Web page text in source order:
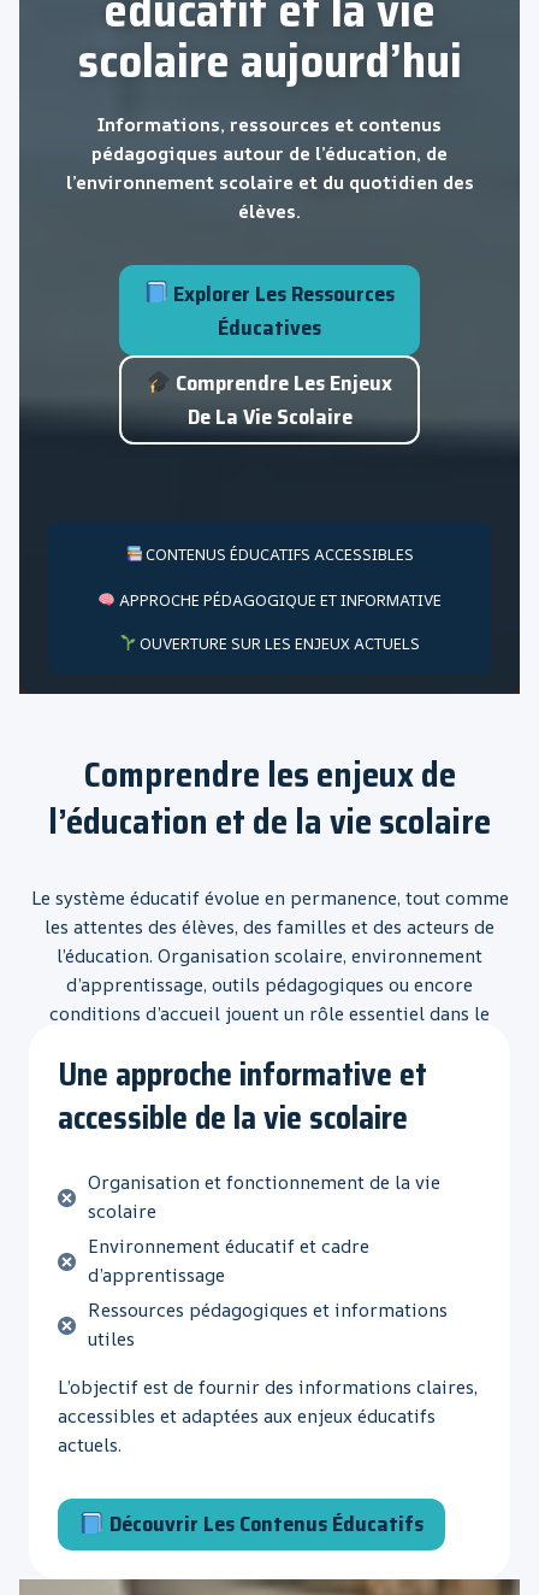
scolaire aujourd’hui
Informations, ressources et contenus
pédagogiques autour de l’éducation, de
l’environnement scolaire et du quotidien des
élèves.
Explorer Les Ressources
Éducatives
Comprendre Les Enjeux
De La Vie Scolaire
CONTENUS ÉDUCATIFS ACCESSIBLES
APPROCHE PÉDAGOGIQUE ET INFORMATIVE
OUVERTURE SUR LES ENJEUX ACTUELS
Comprendre les enjeux de
l’éducation et de la vie scolaire
Le système éducatif évolue en permanence, tout comme
les attentes des élèves, des familles et des acteurs de
l’éducation. Organisation scolaire, environnement
d’apprentissage, outils pédagogiques ou encore
conditions d’accueil jouent un rôle essentiel dans le
Une approche informative et
accessible de la vie scolaire
Organisation et fonctionnement de la vie
scolaire
Environnement éducatif et cadre
d’apprentissage
Ressources pédagogiques et informations
utiles
L’objectif est de fournir des informations claires,
accessibles et adaptées aux enjeux éducatifs
actuels.
Découvrir Les Contenus Éducatifs